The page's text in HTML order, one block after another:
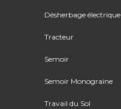
Désherbage électrique
Tracteur
Semoir
Semoir Monograine
Travail du Sol